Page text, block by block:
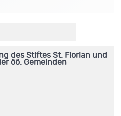
des Stiftes St. Florian und
öö. Gemeinden